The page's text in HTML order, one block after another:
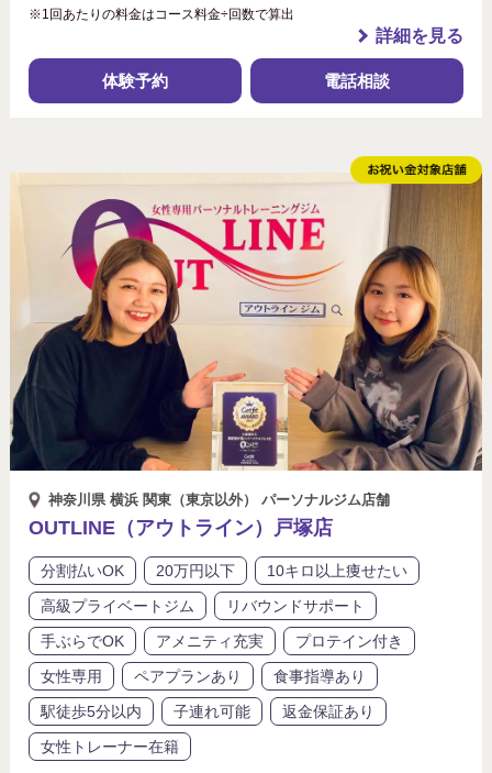
※1回あたりの料金はコース料金÷回数で算出
詳細を見る
体験予約 電話相談
神奈川県 横浜 関東（東京以外） パーソナルジム店舗
OUTLINE（アウトライン）戸塚店
分割払いOK 20万円以下
10キロ以上痩せたい
高級プライベートジム
リバウンドサポート
手ぶらでOK
アメニティ充実
プロテイン付き
女性専用
ペアプランあり
食事指導あり
駅徒歩5分以内
子連れ可能
返金保証あり
女性トレーナー在籍